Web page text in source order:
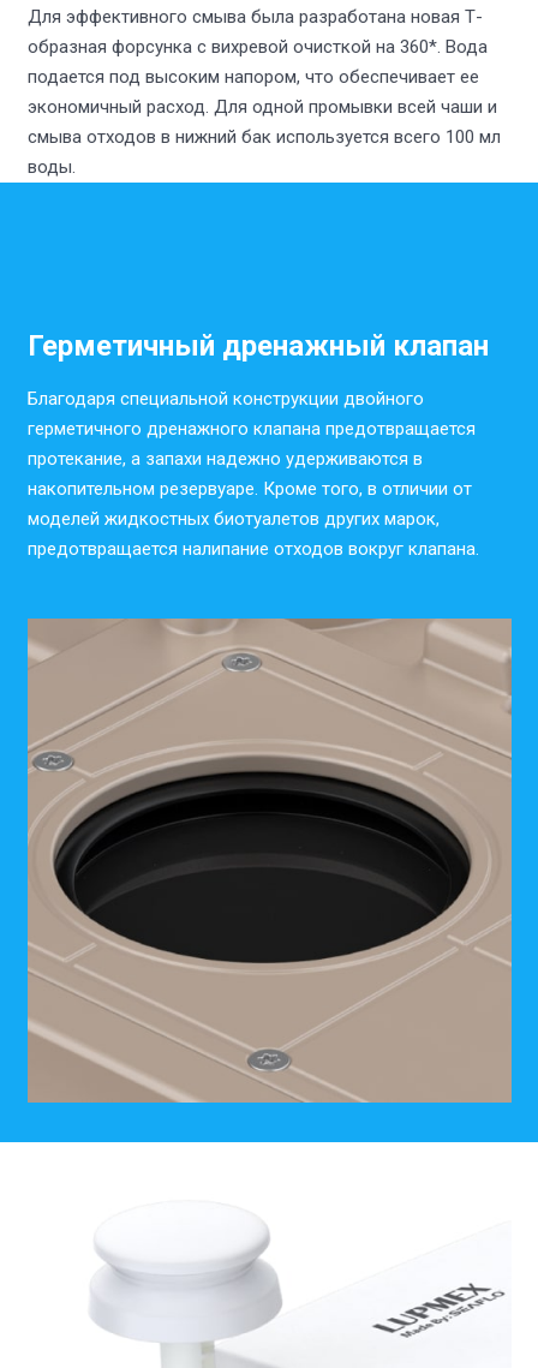
Для эффективного смыва была разработана новая Т-
образная форсунка c вихревой очисткой на 360*. Вода
подается под высоким напором, что обеспечивает ее
экономичный расход. Для одной промывки всей чаши и
смыва отходов в нижний бак используется всего 100 мл
воды.
Герметичный дренажный клапан
Благодаря специальной конструкции двойного
герметичного дренажного клапана предотвращается
протекание, а запахи надежно удерживаются в
накопительном резервуаре. Кроме того, в отличии от
моделей жидкостных биотуалетов других марок,
предотвращается налипание отходов вокруг клапана.